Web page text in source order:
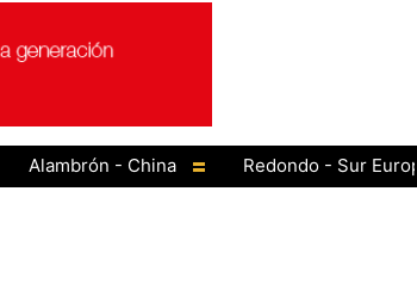
- China
Redondo - Sur Europa